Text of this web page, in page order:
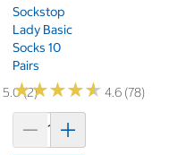
5.0 (2)
Sockstop
Lady Basic
Socks 10
Pairs
★★★★★
★★★★★ 4.6 (78)